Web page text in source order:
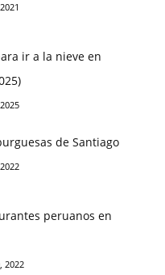
ir a la nieve en
de Santiago
peruanos en
2022